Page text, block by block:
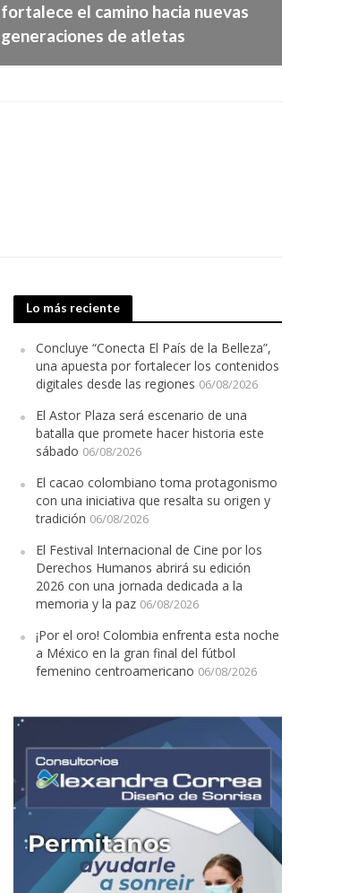
fortalece el camino hacia nuevas
generaciones de atletas
Lo más reciente
Concluye “Conecta El País de la Belleza”,
una apuesta por fortalecer los contenidos
digitales desde las regiones 06/08/2026
El Astor Plaza será escenario de una
batalla que promete hacer historia este
sábado 06/08/2026
El cacao colombiano toma protagonismo
con una iniciativa que resalta su origen y
tradición 06/08/2026
El Festival Internacional de Cine por los
Derechos Humanos abrirá su edición
2026 con una jornada dedicada a la
memoria y la paz 06/08/2026
¡Por el oro! Colombia enfrenta esta noche
a México en la gran final del fútbol
femenino centroamericano 06/08/2026